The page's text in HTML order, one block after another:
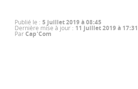
Publié le : 5 juillet 2019 à 08:45
Dernière mise à jour : 11 juillet 2019 à 17:31
ParCap'Com